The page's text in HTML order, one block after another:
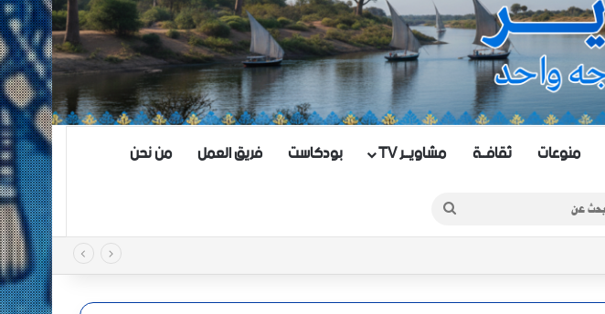
منوعات ثقافــة مشاويــر TV بودكاست فريق العمل من نحن
بحث
عن